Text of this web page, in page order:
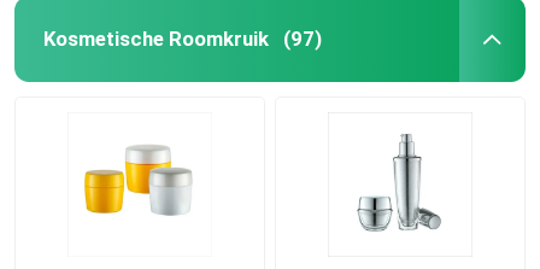
Kosmetische Roomkruik (97)